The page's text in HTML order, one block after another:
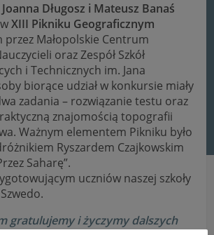
Joanna Długosz i Mateusz Banaś
XIII Pikniku Geograficznym
Małopolskie Centrum
oraz Zespół Szkół
i Technicznych im. Jana
biorące udział w konkursie miały
zadania – rozwiązanie testu oraz
znajomością topografii
Ważnym elementem Pikniku było
Ryszardem Czajkowskim
Saharę”.
uczniów naszej szkoły
gratulujemy i życzymy dalszych